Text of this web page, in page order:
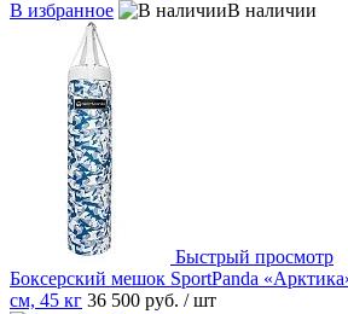
В избранное
В наличии
Быстрый просмотр
Боксерский мешок SportPanda
см, 45 кг 36 500 руб. / шт